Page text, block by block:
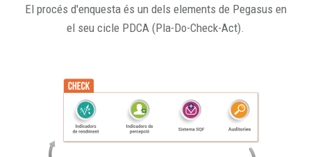
El procés d'enquesta és un dels elements de Pegasus en
el seu cicle PDCA (Pla-Do-Check-Act).